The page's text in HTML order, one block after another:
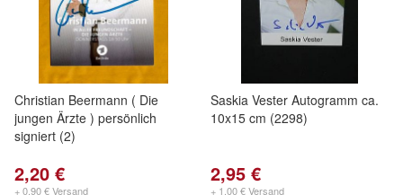
Christian Beermann ( Die
jungen Ärzte ) persönlich
signiert (2)
2,20 €
+ 0,90 € Versand
Saskia Vester Autogramm ca.
10x15 cm (2298)
2,95 €
+ 1,00 € Versand